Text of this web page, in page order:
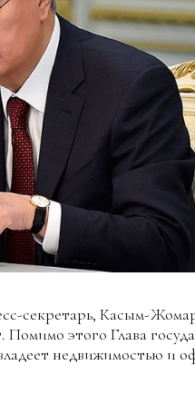
секретарь, Касым-
этого Глава
недвижимостью и